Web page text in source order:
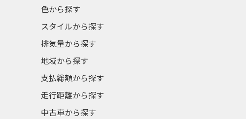
色から探す
スタイルから探す
排気量から探す
地域から探す
支払総額から探す
走行距離から探す
中古車から探す